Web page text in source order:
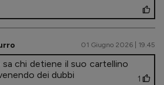
01 Giugno 2026 | 19.45
chi detiene il suo cartellino
dei dubbi
1